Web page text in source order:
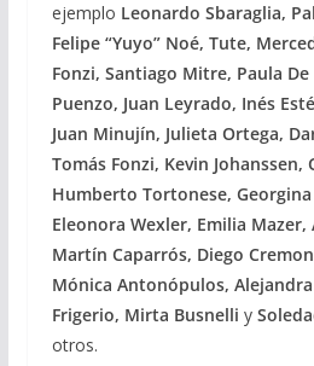
ejemplo Leonardo Sbaraglia,
Felipe “Yuyo” Noé, Tute,
Fonzi, Santiago Mitre, Paula
Puenzo, Juan Leyrado, Inés
Juan Minujín, Julieta Ortega,
Tomás Fonzi, Kevin Johanssen,
Humberto Tortonese,
Eleonora Wexler, Emilia
Martín Caparrós, Diego
Mónica Antonópulos,
Frigerio, Mirta Busnelli y
otros.